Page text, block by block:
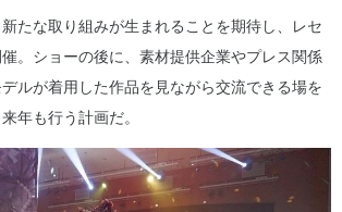
たな取り組みが生まれることを期待し、レセ
。ショーの後に、素材提供企業やプレス関係
ルが着用した作品を見ながら交流できる場を
年も行う計画だ。